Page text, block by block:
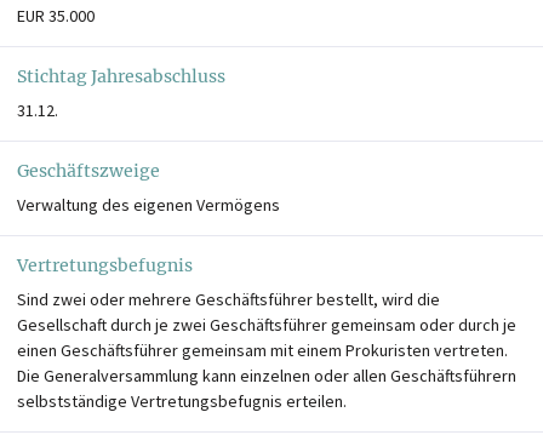
EUR 35.000
Stichtag Jahresabschluss
31.12.
Geschäftszweige
Verwaltung des eigenen Vermögens
Vertretungsbefugnis
Sind zwei oder mehrere Geschäftsführer bestellt, wird die
Gesellschaft durch je zwei Geschäftsführer gemeinsam oder durch je
einen Geschäftsführer gemeinsam mit einem Prokuristen vertreten.
Die Generalversammlung kann einzelnen oder allen Geschäftsführern
selbstständige Vertretungsbefugnis erteilen.